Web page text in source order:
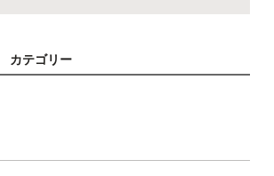
カテゴリー